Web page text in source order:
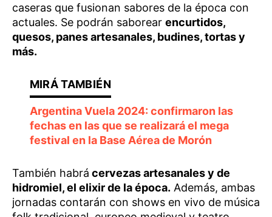
caseras que fusionan sabores de la época con
actuales. Se podrán saborear encurtidos,
quesos, panes artesanales, budines, tortas y
más.
Argentina Vuela 2024: confirmaron las
fechas en las que se realizará el mega
festival en la Base Aérea de Morón
También habrá cervezas artesanales y de
hidromiel, el elixir de la época. Además, ambas
jornadas contarán con shows en vivo de música